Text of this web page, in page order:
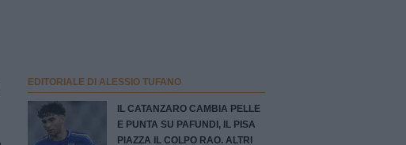
EDITORIALE DI ALESSIO TUFANO
IL CATANZARO CAMBIA PELLE
E PUNTA SU PAFUNDI, IL PISA
PIAZZA IL COLPO RAO. ALTRI